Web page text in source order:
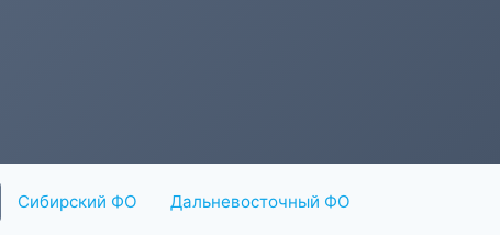
Сибирский ФО Дальневосточный ФО